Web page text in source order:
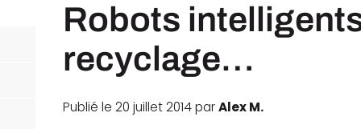
Robots
recyclage…
Publié le 20 juillet 2014 parAlex M.